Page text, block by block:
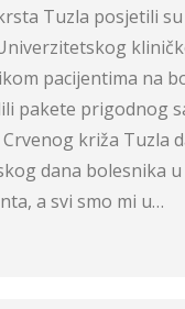
Tuzla posjetili
pacijentima na
pakete prigodnog
križa Tuzla
dana bolesnika
a svi smo mi u…